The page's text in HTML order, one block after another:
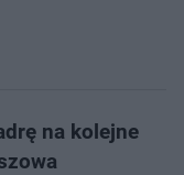
na kolejne